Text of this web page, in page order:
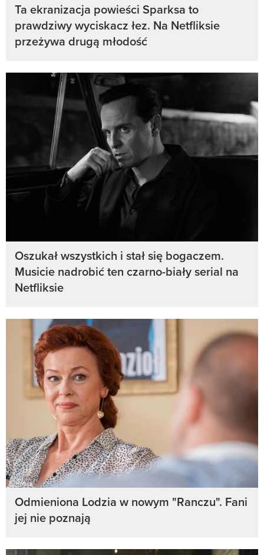
Ta ekranizacja powieści Sparksa to
prawdziwy wyciskacz łez. Na Netfliksie
przeżywa drugą młodość
Oszukał wszystkich i stał się bogaczem.
Musicie nadrobić ten czarno-biały serial na
Netfliksie
Odmieniona Lodzia w nowym "Ranczu". Fani
jej nie poznają